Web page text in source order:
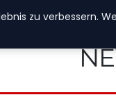
zu verbessern.